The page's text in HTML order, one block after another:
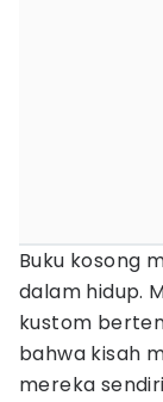
Buku kosong
dalam hidup.
kustom
bahwa kisah
mereka